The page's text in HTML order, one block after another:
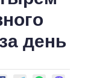
день